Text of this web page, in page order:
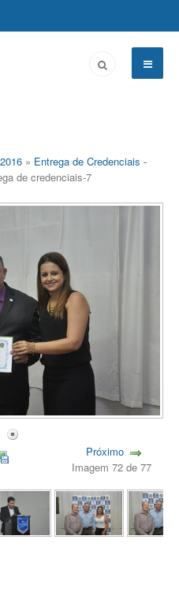
» Entrega de Credenciais -
de credenciais-7
Próximo
Imagem 72 de 77